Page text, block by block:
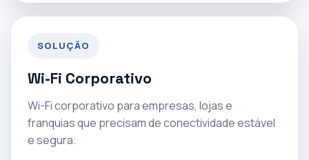
SOLUÇÃO
Wi-Fi Corporativo
Wi-Fi corporativo para empresas, lojas e
franquias que precisam de conectividade estável
e segura.